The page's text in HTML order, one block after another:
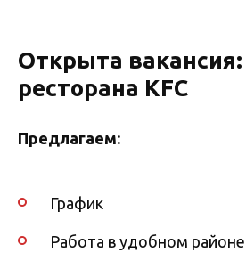
Открыта
ресторана KFC
Предлагаем:
График
Работа в удобном районе